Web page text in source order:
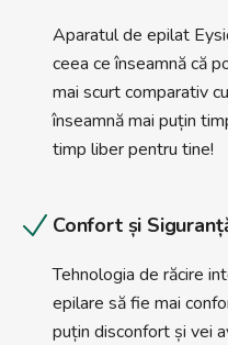
Aparatul de epilat
ceea ce înseamnă că
mai scurt comparativ
înseamnă mai puțin
timp liber pentru tine!
Confort și
Tehnologia de răcire
epilare să fie mai
puțin disconfort și vei